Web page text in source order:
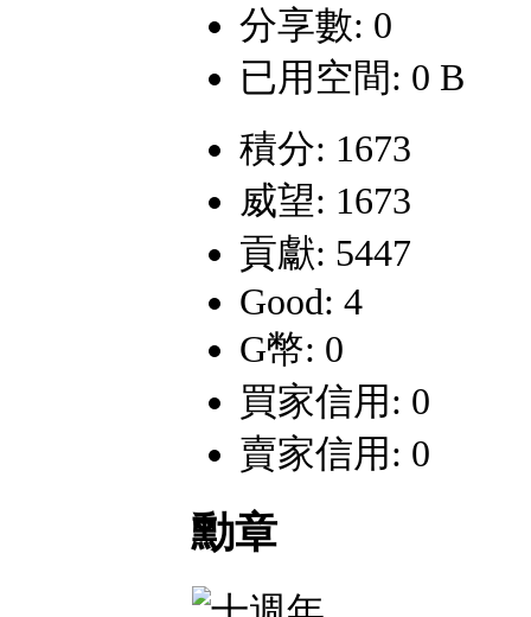
分享數: 0
已用空間: 0 B
積分: 1673
威望: 1673
貢獻: 5447
Good: 4
G幣: 0
買家信用: 0
賣家信用: 0
勳章